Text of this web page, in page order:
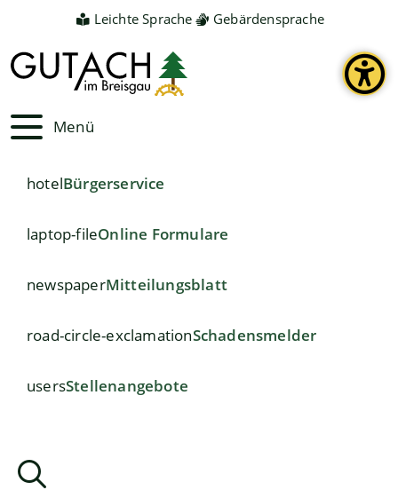
Leichte Sprache Gebärdensprache
Menü
hotelBürgerservice
laptop-fileOnline Formulare
newspaperMitteilungsblatt
road-circle-exclamationSchadensmelder
usersStellenangebote